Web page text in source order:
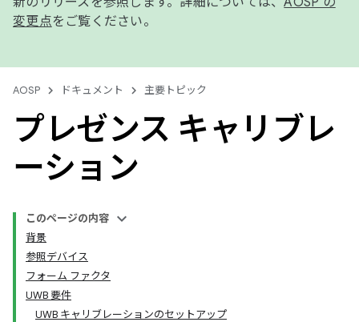
変更点をご覧ください。
AOSP ドキュメント 主要トピック
プレゼンス キャリブレ
ーション
このページの内容
背景
参照デバイス
フォーム ファクタ
UWB 要件
UWB キャリブレーションのセットアップ